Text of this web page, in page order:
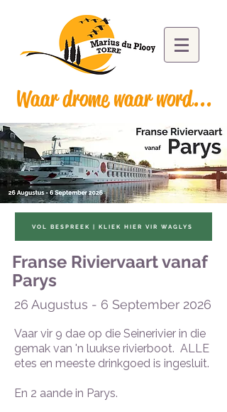
Waar drome waar word...
VOL BESPREEK | KLIEK HIER VIR WAGLYS
Franse Riviervaart vanaf
Parys
26 Augustus - 6 September 2026
Vaar vir 9 dae op die Seinerivier in die
gemak van 'n luukse rivierboot. ALLE
etes en meeste drinkgoed is ingesluit.
En 2 aande in Parys.